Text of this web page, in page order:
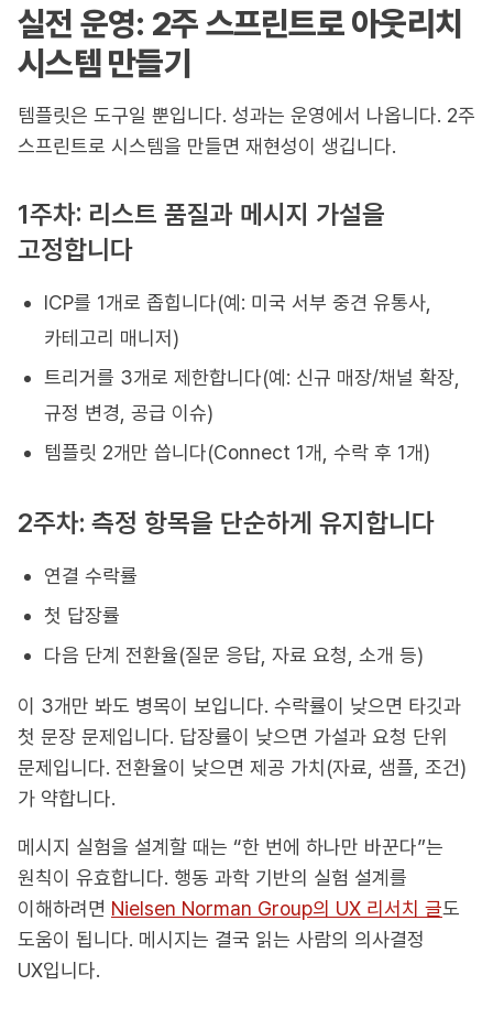
실전 운영: 2주 스프린트로 아웃리치
시스템 만들기
템플릿은 도구일 뿐입니다. 성과는 운영에서 나옵니다. 2주
스프린트로 시스템을 만들면 재현성이 생깁니다.
1주차: 리스트 품질과 메시지 가설을
고정합니다
ICP를 1개로 좁힙니다(예: 미국 서부 중견 유통사,
카테고리 매니저)
트리거를 3개로 제한합니다(예: 신규 매장/채널 확장,
규정 변경, 공급 이슈)
템플릿 2개만 씁니다(Connect 1개, 수락 후 1개)
2주차: 측정 항목을 단순하게 유지합니다
연결 수락률
첫 답장률
다음 단계 전환율(질문 응답, 자료 요청, 소개 등)
이 3개만 봐도 병목이 보입니다. 수락률이 낮으면 타깃과
첫 문장 문제입니다. 답장률이 낮으면 가설과 요청 단위
문제입니다. 전환율이 낮으면 제공 가치(자료, 샘플, 조건)
가 약합니다.
메시지 실험을 설계할 때는 “한 번에 하나만 바꾼다”는
원칙이 유효합니다. 행동 과학 기반의 실험 설계를
이해하려면 Nielsen Norman Group의 UX 리서치 글도
도움이 됩니다. 메시지는 결국 읽는 사람의 의사결정
UX입니다.